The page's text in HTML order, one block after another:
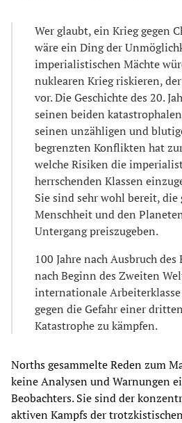
Wer glaubt, ein Krieg gegen
wäre ein Ding der
imperialistischen Mächte
nuklearen Krieg riskieren,
vor. Die Geschichte des 20.
seinen beiden
seinen unzähligen und
begrenzten Konflikten hat
welche Risiken die
herrschenden Klassen
Sie sind sehr wohl bereit, die
Menschheit und den
Untergang preiszugeben.
100 Jahre nach Ausbruch
nach Beginn des Zweiten
internationale Arbeiterklasse
gegen die Gefahr einer
Katastrophe zu kämpfen.
Norths gesammelte Reden zum
keine Analysen und Warnungen
Beobachters. Sie sind der
aktiven Kampfs der